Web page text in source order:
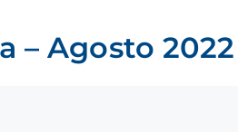
– Agosto 2022